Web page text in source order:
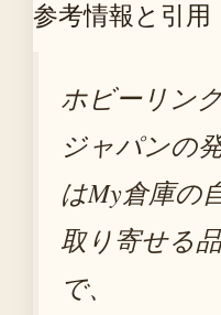
参考情報と引用
ホビーリン
ジャパンの
はMy倉庫の
取り寄せる
で、